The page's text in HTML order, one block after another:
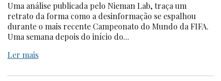
Uma análise publicada pelo Nieman Lab, traça um
retrato da forma como a desinformação se espalhou
durante o mais recente Campeonato do Mundo da FIFA.
Uma semana depois do início do...
Ler mais